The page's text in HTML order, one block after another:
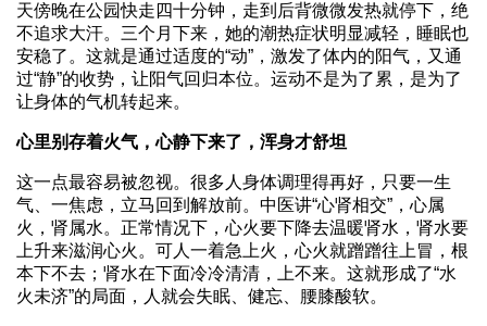
天傍晚在公园快走四十分钟，走到后背微微发热就停下，绝
不追求大汗。三个月下来，她的潮热症状明显减轻，睡眠也
安稳了。这就是通过适度的“动”，激发了体内的阳气，又通
过“静”的收势，让阳气回归本位。运动不是为了累，是为了
让身体的气机转起来。
心里别存着火气，心静下来了，浑身才舒坦
这一点最容易被忽视。很多人身体调理得再好，只要一生
气、一焦虑，立马回到解放前。中医讲“心肾相交”，心属
火，肾属水。正常情况下，心火要下降去温暖肾水，肾水要
上升来滋润心火。可人一着急上火，心火就蹭蹭往上冒，根
本下不去；肾水在下面冷冷清清，上不来。这就形成了“水
火未济”的局面，人就会失眠、健忘、腰膝酸软。